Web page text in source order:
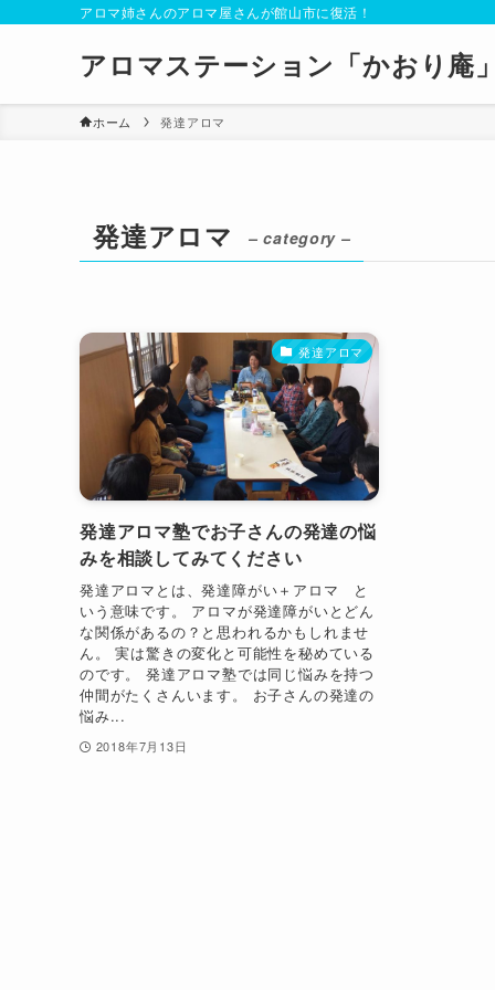
アロマ姉さんのアロマ屋さんが館山市に復活！
アロマステーション「かおり庵
ホーム 発達アロマ
発達アロマ – category –
発達アロマ
発達アロマ塾でお子さんの発達の悩
みを相談してみてください
発達アロマとは、発達障がい＋アロマ と
いう意味です。 アロマが発達障がいとどん
な関係があるの？と思われるかもしれませ
ん。 実は驚きの変化と可能性を秘めている
のです。 発達アロマ塾では同じ悩みを持つ
仲間がたくさんいます。 お子さんの発達の
悩み...
2018年7月13日